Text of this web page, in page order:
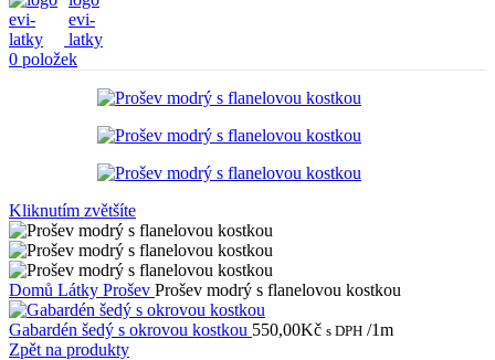
0 položek
Kliknutím zvětšíte
Domů Látky Prošev Prošev modrý s flanelovou kostkou
Gabardén šedý s okrovou kostkou 550,00Kč s DPH /1m
Zpět na produkty